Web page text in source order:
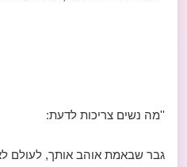
''מה נשים צריכות לדעת:
גבר שבאמת אוהב אותך, לעולם